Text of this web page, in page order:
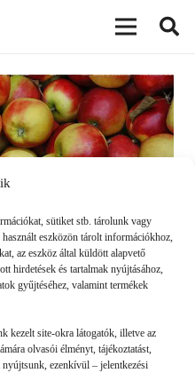
sütiket stb. tárolunk vagy
eszközön tárolt információkhoz,
az eszköz által küldött alapvető
hirdetések és tartalmak nyújtásához,
gyűjtéséhez, valamint termékek
kezelt site-okra látogatók, illetve az
olvasói élményt, tájékoztatást,
ezenkívül – jelentkezési
egy tábor?